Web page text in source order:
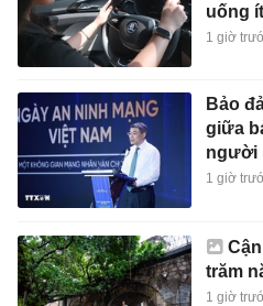
uống
1 giờ
Bảo
giữa
người
1 giờ
trăm
1 giờ